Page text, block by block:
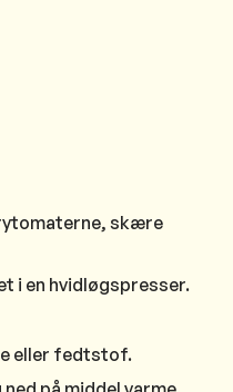
skære
i en hvidløgspresser.
eller fedtstof.